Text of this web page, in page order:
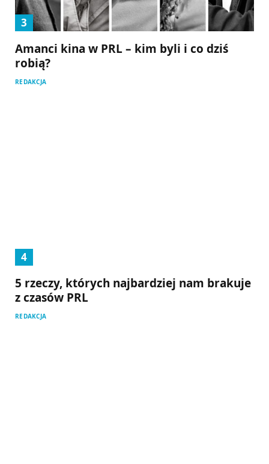
Amanci kina w PRL – kim byli i co dziś
robią?
REDAKCJA
5 rzeczy, których najbardziej nam brakuje
z czasów PRL
REDAKCJA